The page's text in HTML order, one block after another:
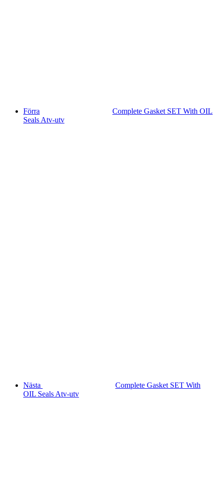
Förra
Complete Gasket SET With OIL
Seals Atv-utv
Nästa
Complete Gasket SET With
OIL Seals Atv-utv